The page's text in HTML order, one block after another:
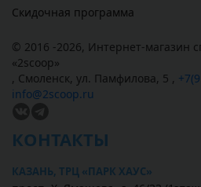
Скидочная программа
© 2016 -2026, Интернет-магазин
«2scoop»
, Смоленск, ул. Памфилова, 5 ,
info@2scoop.ru
КОНТАКТЫ
КАЗАНЬ, ТРЦ «ПАРК ХАУС»